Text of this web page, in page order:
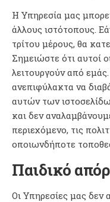
Η Υπηρεσία μας
άλλους ιστότοπους.
τρίτου μέρους, θα
Σημειώστε ότι αυτοί
λειτουργούν από
ανεπιφύλακτα να
αυτών των
και δεν
περιεχόμενο, τις
οποιωνδήποτε
Παιδικό
Οι Υπηρεσίες μας δεν